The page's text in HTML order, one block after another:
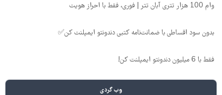
وام 100 هزار تتری آبان تتر | فوری، فقط با احراز هویت
بدون سود اقساطی با ضمانت‌نامه کتبی دندونتو ایمپلنت کن✅
فقط با 6 میلیون دندونتو ایمپلنت کن!
وب گردی